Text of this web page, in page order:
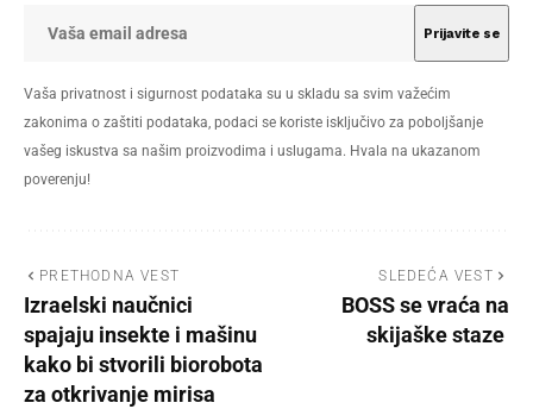
Vaša privatnost i sigurnost podataka su u skladu sa svim važećim
zakonima o zaštiti podataka, podaci se koriste isključivo za poboljšanje
vašeg iskustva sa našim proizvodima i uslugama. Hvala na ukazanom
poverenju!
PRETHODNA VEST
Izraelski naučnici
spajaju insekte i mašinu
kako bi stvorili biorobota
za otkrivanje mirisa
SLEDEĆA VEST
BOSS se vraća na
skijaške staze